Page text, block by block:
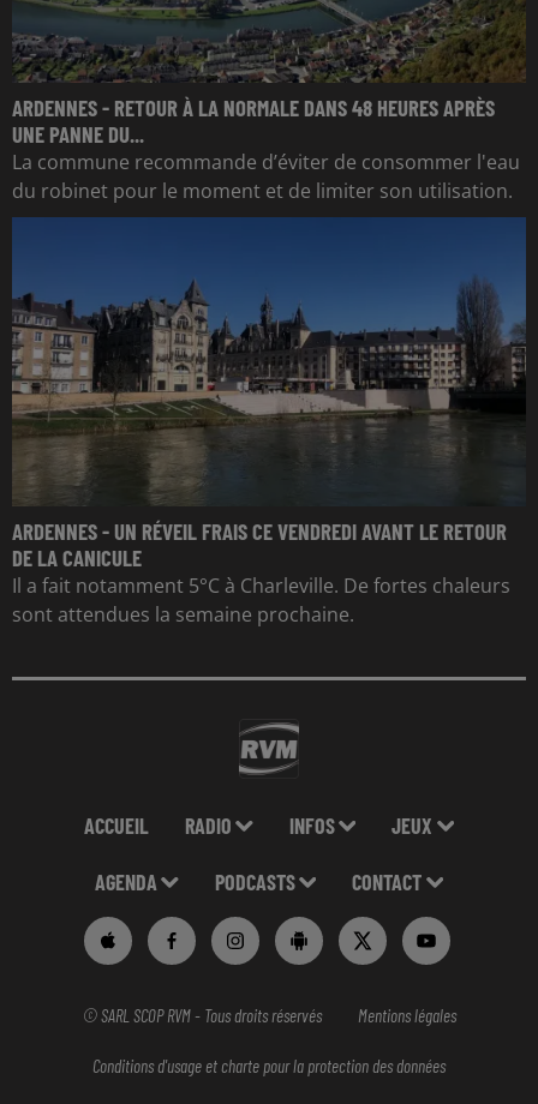
ARDENNES - RETOUR À LA NORMALE DANS 48 HEURES APRÈS
UNE PANNE DU...
La commune recommande d’éviter de consommer l'eau
du robinet pour le moment et de limiter son utilisation.
ARDENNES - UN RÉVEIL FRAIS CE VENDREDI AVANT LE RETOUR
DE LA CANICULE
Il a fait notamment 5°C à Charleville. De fortes chaleurs
sont attendues la semaine prochaine.
ACCUEIL RADIO INFOS JEUX
AGENDA PODCASTS CONTACT
© SARL SCOP RVM - Tous droits réservés Mentions légales
Conditions d'usage et charte pour la protection des données